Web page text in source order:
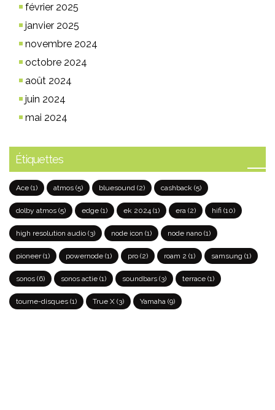
février 2025
janvier 2025
novembre 2024
octobre 2024
août 2024
juin 2024
mai 2024
Étiquettes
Ace (1) atmos (5) bluesound (2) cashback (5)
dolby atmos (5) edge (1) ek 2024 (1) era (2) hifi (10)
high resolution audio (3) node icon (1) node nano (1)
pioneer(1) powernode (1) pro (2) roam 2 (1) samsung (1)
sonos (6) sonos actie (1) soundbars (3) terrace (1)
tourne-disques (1) True X (3) Yamaha (9)